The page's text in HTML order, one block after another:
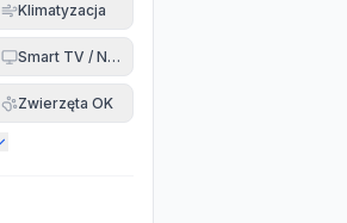
Klimatyzacja
Smart TV / Netflix
Zwierzęta OK